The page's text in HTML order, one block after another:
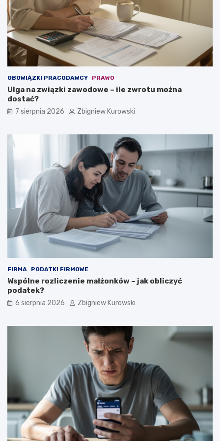
e
n
t
y
e
g
o
z
a
l
e
y
?
OBOWIĄZKI PRACODAWCY PRAWO
Ulga na związki zawodowe – ile zwrotu można
dostać?
7 sierpnia 2026 Zbigniew Kurowski
FIRMA PODATKI FIRMOWE
Wspólne rozliczenie małżonków – jak obliczyć
podatek?
6 sierpnia 2026 Zbigniew Kurowski